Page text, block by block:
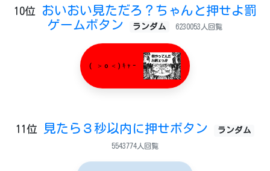
10位
おいおい見ただろ？ちゃんと押せよ罰
ゲームボタン
ランダム 6230053人回覧
( ＞o＜)ｷｬｰ
11位 見たら３秒以内に押せボタン ランダム
5543774人回覧